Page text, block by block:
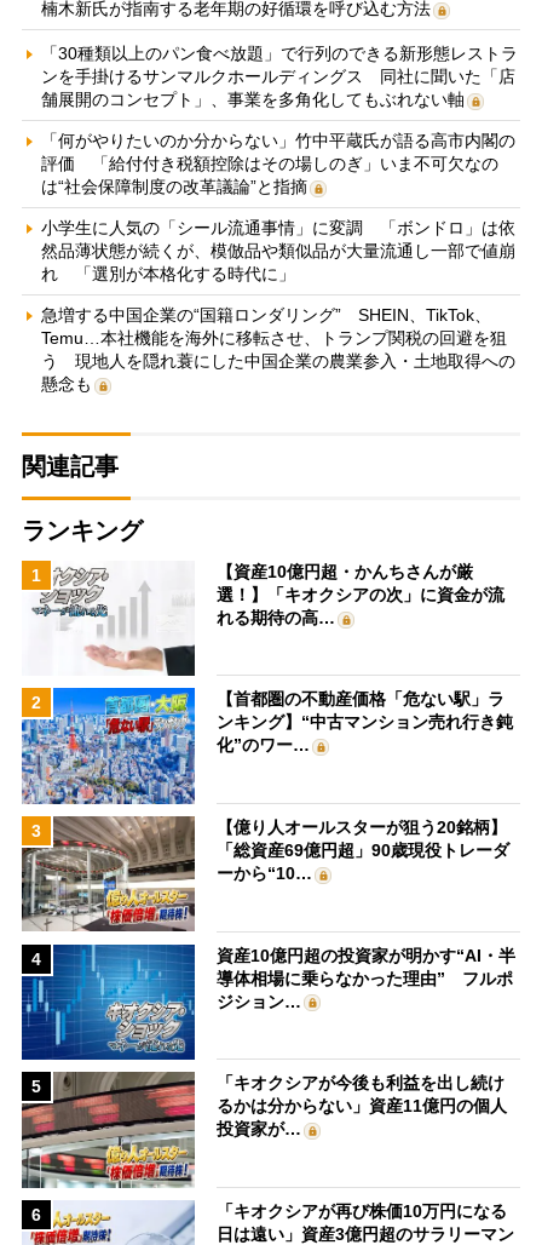
楠木新氏が指南する老年期の好循環を呼び込む方法
「30種類以上のパン食べ放題」で行列のできる新形態レストラ
ンを手掛けるサンマルクホールディングス 同社に聞いた「店
舗展開のコンセプト」、事業を多角化してもぶれない軸
「何がやりたいのか分からない」竹中平蔵氏が語る高市内閣の
評価 「給付付き税額控除はその場しのぎ」いま不可欠なの
は“社会保障制度の改革議論”と指摘
小学生に人気の「シール流通事情」に変調 「ボンドロ」は依
然品薄状態が続くが、模倣品や類似品が大量流通し一部で値崩
れ 「選別が本格化する時代に」
急増する中国企業の“国籍ロンダリング” SHEIN、TikTok、
Temu…本社機能を海外に移転させ、トランプ関税の回避を狙
う 現地人を隠れ蓑にした中国企業の農業参入・土地取得への
懸念も
関連記事
ランキング
1
【資産10億円超・かんちさんが厳
選！】「キオクシアの次」に資金が流
れる期待の高…
2
【首都圏の不動産価格「危ない駅」ラ
ンキング】“中古マンション売れ行き鈍
化”のワー…
3
【億り人オールスターが狙う20銘柄】
「総資産69億円超」90歳現役トレーダ
ーから“10…
4
資産10億円超の投資家が明かす“AI・半
導体相場に乗らなかった理由” フルポ
ジション…
5
「キオクシアが今後も利益を出し続け
るかは分からない」資産11億円の個人
投資家が…
6
「キオクシアが再び株価10万円になる
日は遠い」資産3億円超のサラリーマン